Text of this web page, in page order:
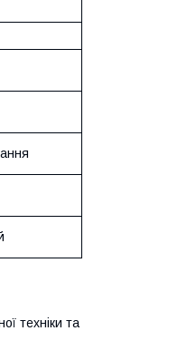
техніки та